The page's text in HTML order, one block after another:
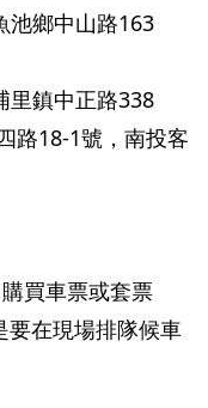
池鄉中山路163
里鎮中正路338
路18-1號，南投客
買車票或套票
要在現場排隊候車